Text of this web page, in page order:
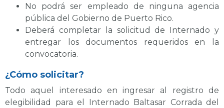
No podrá ser empleado de ninguna agencia
pública del Gobierno de Puerto Rico.
Deberá completar la solicitud de Internado y
entregar los documentos requeridos en la
convocatoria.
¿Cómo solicitar?
Todo aquel interesado en ingresar al registro de
elegibilidad para el Internado Baltasar Corrada del